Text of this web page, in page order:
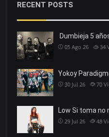
RECENT POSTS
Dumbieja 5
05 Ago 26 34
Yokoy
30 Jul 26 70
Low Si toma no
29 Jul 26 48